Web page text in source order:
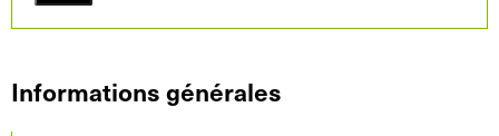
Informations générales